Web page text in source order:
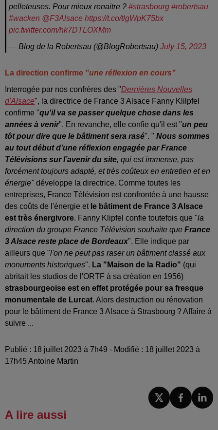
pelleteuses. Pour mieux renaitre ? #strasbourg #robertsau
#wacken @F3Alsace https://t.co/tlgWpK75bx
pic.twitter.com/hk7DTLOXMm
— Blog de la Robertsau (@BlogRobertsau) July 15, 2023
La direction confirme "une réflexion en cours"
Interrogée par nos confrères des "Dernières Nouvelles
d'Alsace", la directrice de France 3 Alsace Fanny Klilpfel
confirme "qu'il va se passer quelque chose dans les
années à venir". En revanche, elle confie qu'il est "un peu
tôt pour dire que le bâtiment sera rasé". " Nous sommes
au tout début d’une réflexion engagée par France
Télévisions sur l’avenir du site, qui est immense, pas
forcément toujours adapté, et très coûteux en entretien et en
énergie" développe la directrice. Comme toutes les
entreprises, France Télévision est confrontée à une hausse
des coûts de l'énergie et le bâtiment de France 3 Alsace
est très énergivore. Fanny Klipfel confie toutefois que "la
direction du groupe France Télévision souhaite que France
3 Alsace reste place de Bordeaux". Elle indique par
ailleurs que "l'on ne peut pas raser un bâtiment classé aux
monuments historiques". La "Maison de la Radio" (qui
abritait les studios de l'ORTF à sa création en 1956)
strasbourgeoise est en effet protégée pour sa fresque
monumentale de Lurcat. Alors destruction ou rénovation
pour le bâtiment de France 3 Alsace à Strasbourg ? Affaire à
suivre ...
Publié : 18 juillet 2023 à 7h49 - Modifié : 18 juillet 2023 à
17h45 Antoine Martin
A lire aussi